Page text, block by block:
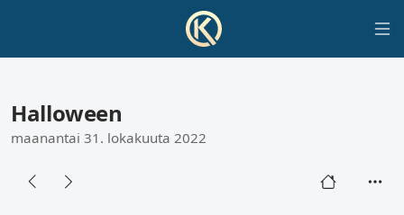
Halloween
maanantai 31. lokakuuta 2022